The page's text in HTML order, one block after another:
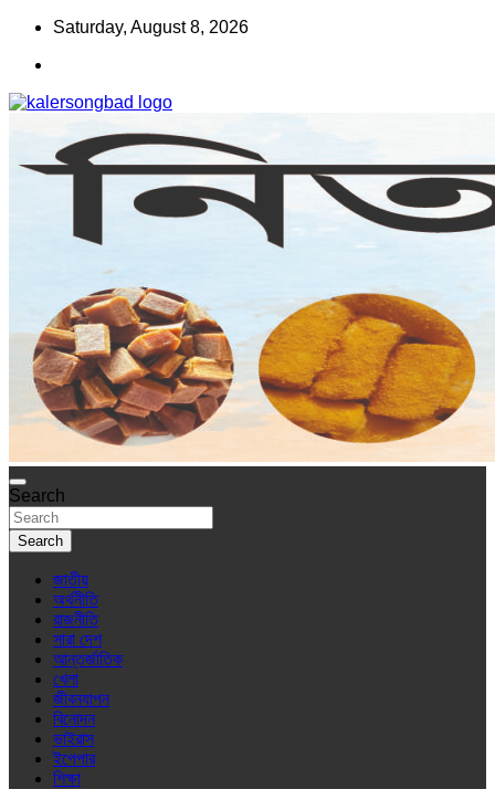
Skip
content
Saturday, August 8, 2026
কালের সংবাদ
www.kalersongbad.com
Search
Search
জাতীয়
অর্থনীতি
রাজনীতি
সারা দেশ
আন্তর্জাতিক
খেলা
জীবনযাপন
বিনোদন
ভাইরাস
ইপেপার
শিক্ষা